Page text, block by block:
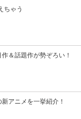
ちゃう
＆話題作が勢ぞろい！
アニメを一挙紹介！